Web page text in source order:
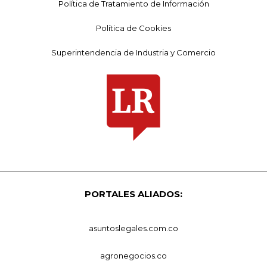
Política de Tratamiento de Información
Política de Cookies
Superintendencia de Industria y Comercio
PORTALES ALIADOS:
asuntoslegales.com.co
agronegocios.co